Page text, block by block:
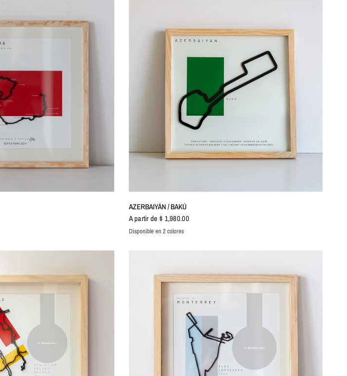
AZERBAIYÁN / BAKÚ
A partir de $ 1,980.00
VerdeRojo
Disponible en 2 colores